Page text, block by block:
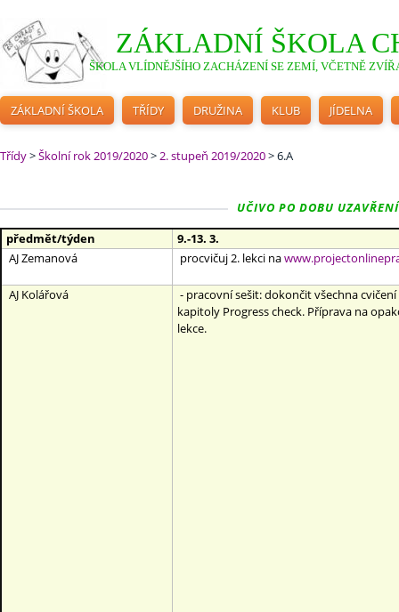
ZÁKLADNÍ ŠKOLA
ŠKOLA VLÍDNĚJŠÍHO ZACHÁZENÍ SE ZEMÍ, VČETNĚ
ZÁKLADNÍ ŠKOLA TŘÍDY DRUŽINA KLUB JÍDELNA
Třídy>Školní rok 2019/2020>2. stupeň 2019/2020>6.A
UČIVO PO DOBU
předmět/týden
9.-13. 3.
AJ Zemanová
procvičuj 2. lekci na
AJ Kolářová
- pracovní sešit: dokončit všechna cvičení
kapitoly Progress check. Příprava na
lekce.